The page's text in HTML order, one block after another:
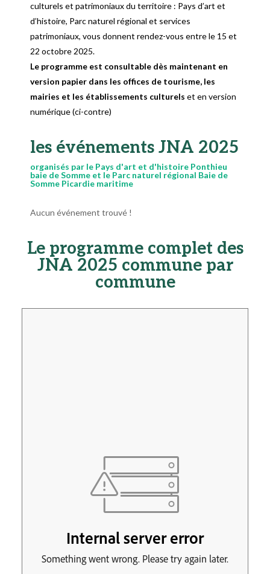
culturels et patrimoniaux du territoire : Pays d’art et
d’histoire, Parc naturel régional et services
patrimoniaux, vous donnent rendez-vous entre le 15 et
22 octobre 2025.
Le programme est consultable dès maintenant en
version papier dans les offices de tourisme, les
mairies et les établissements culturels et en version
numérique (ci-contre)
les événements JNA 2025
organisés par le Pays d'art et d'histoire Ponthieu
baie de Somme et le Parc naturel régional Baie de
Somme Picardie maritime
Aucun événement trouvé !
Le programme complet des
JNA 2025 commune par
commune